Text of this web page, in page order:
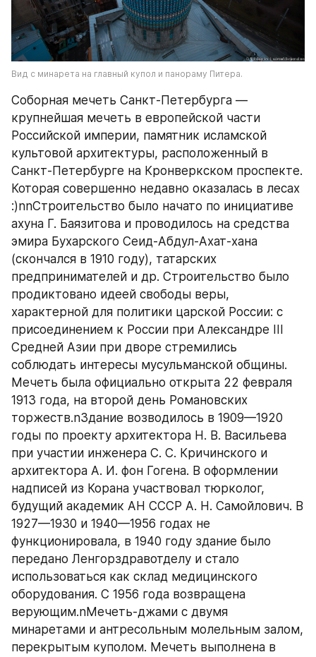
Вид с минарета на главный купол и панораму Питера.
Соборная мечеть Санкт-Петербурга —
крупнейшая мечеть в европейской части
Российской империи, памятник исламской
культовой архитектуры, расположенный в
Санкт-Петербурге на Кронверкском проспекте.
Которая совершенно недавно оказалась в лесах
:)nnСтроительство было начато по инициативе
ахуна Г. Баязитова и проводилось на средства
эмира Бухарского Сеид-Абдул-Ахат-хана
(скончался в 1910 году), татарских
предпринимателей и др. Строительство было
продиктовано идеей свободы веры,
характерной для политики царской России: с
присоединением к России при Александре III
Средней Азии при дворе стремились
соблюдать интересы мусульманской общины.
Мечеть была официально открыта 22 февраля
1913 года, на второй день Романовских
торжеств.nЗдание возводилось в 1909—1920
годы по проекту архитектора Н. В. Васильева
при участии инженера С. С. Кричинского и
архитектора А. И. фон Гогена. В оформлении
надписей из Корана участвовал тюрколог,
будущий академик АН СССР А. Н. Самойлович. В
1927—1930 и 1940—1956 годах не
функционировала, в 1940 году здание было
передано Ленгорздравотделу и стало
использоваться как склад медицинского
оборудования. С 1956 года возвращена
верующим.nМечеть-джами с двумя
минаретами и антресольным молельным залом,
перекрытым куполом. Мечеть выполнена в